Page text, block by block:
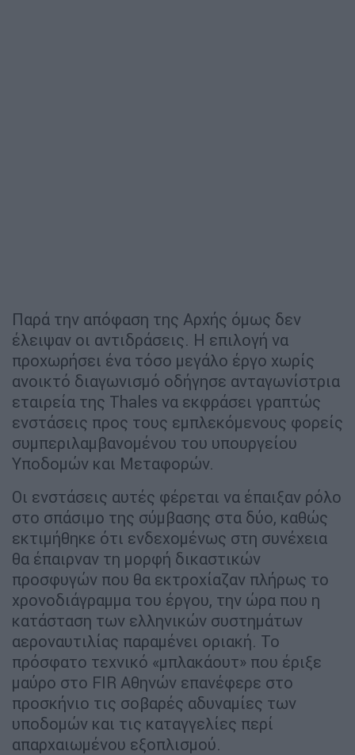
Παρά την απόφαση της Αρχής όμως δεν
έλειψαν οι αντιδράσεις. Η επιλογή να
προχωρήσει ένα τόσο μεγάλο έργο χωρίς
ανοικτό διαγωνισμό οδήγησε ανταγωνίστρια
εταιρεία της Thales να εκφράσει γραπτώς
ενστάσεις προς τους εμπλεκόμενους φορείς
συμπεριλαμβανομένου του υπουργείου
Υποδομών και Μεταφορών.
Οι ενστάσεις αυτές φέρεται να έπαιξαν ρόλο
στο σπάσιμο της σύμβασης στα δύο, καθώς
εκτιμήθηκε ότι ενδεχομένως στη συνέχεια
θα έπαιρναν τη μορφή δικαστικών
προσφυγών που θα εκτροχίαζαν πλήρως το
χρονοδιάγραμμα του έργου, την ώρα που η
κατάσταση των ελληνικών συστημάτων
αεροναυτιλίας παραμένει οριακή. Το
πρόσφατο τεχνικό «μπλακάουτ» που έριξε
μαύρο στο FIR Αθηνών επανέφερε στο
προσκήνιο τις σοβαρές αδυναμίες των
υποδομών και τις καταγγελίες περί
απαρχαιωμένου εξοπλισμού.